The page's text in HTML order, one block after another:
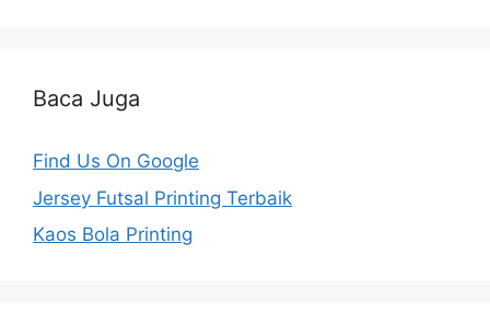
Baca Juga
Find Us On Google
Jersey Futsal Printing Terbaik
Kaos Bola Printing